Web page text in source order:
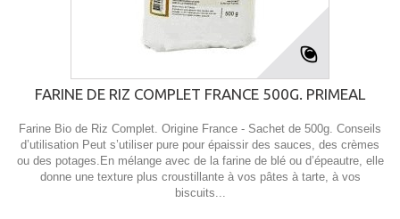
FARINE DE RIZ COMPLET FRANCE 500G. PRIMEAL
Farine Bio de Riz Complet. Origine France - Sachet de 500g. Conseils
d’utilisation Peut s’utiliser pure pour épaissir des sauces, des crèmes
ou des potages.En mélange avec de la farine de blé ou d’épeautre, elle
donne une texture plus croustillante à vos pâtes à tarte, à vos
biscuits...